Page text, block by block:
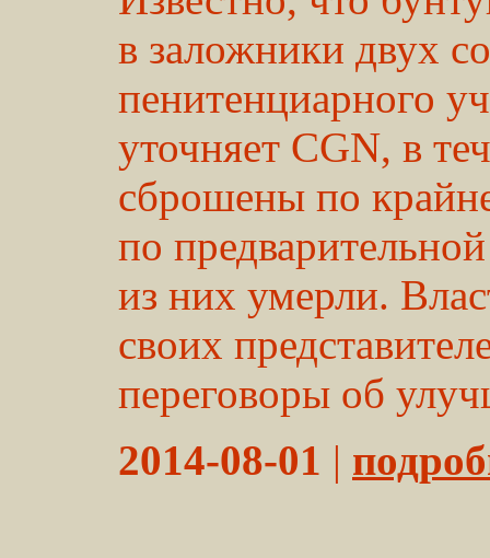
в заложники двух
пенитенциарного
уточняет CGN, в
сброшены по
по
из них умерли.
своих
переговоры об
2014-08-01 |